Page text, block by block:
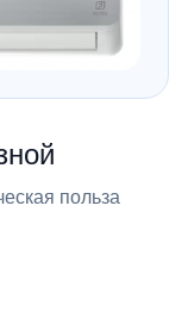
польза